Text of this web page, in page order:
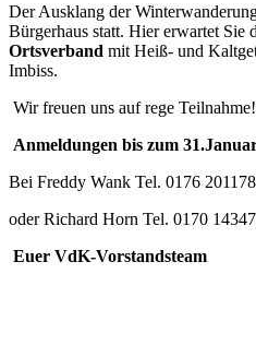
Der Ausklang der
Bürgerhaus statt. Hier erwartet Sie
Ortsverband mit Heiß- und
Imbiss.
Wir freuen uns auf rege
Anmeldungen bis zum
Bei Freddy Wank Tel. 0176
oder Richard Horn Tel. 0170
Euer VdK-Vorstandsteam